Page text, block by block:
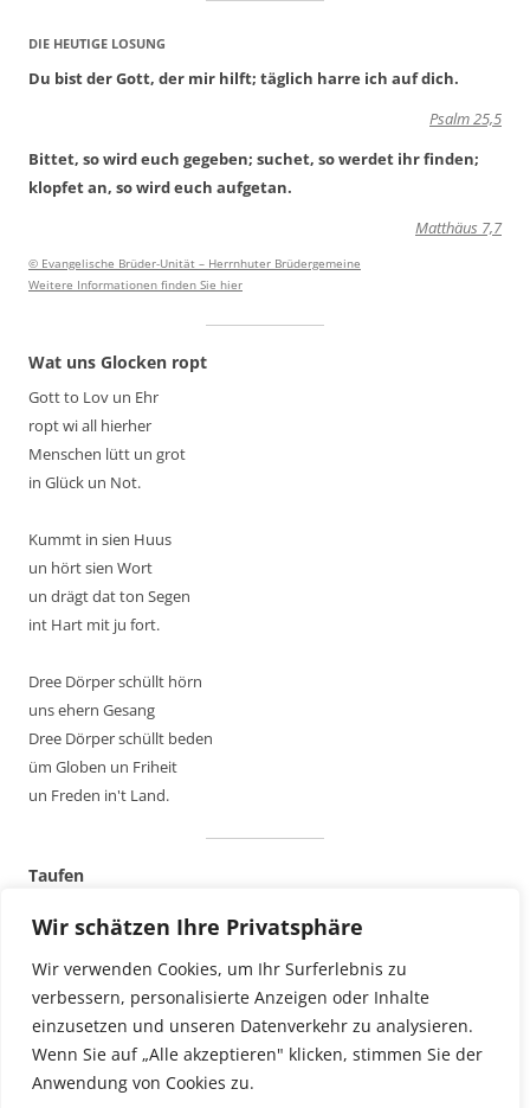
Wir schätzen Ihre Privatsphäre
Wir verwenden Cookies, um Ihr Surferlebnis zu
verbessern, personalisierte Anzeigen oder Inhalte
einzusetzen und unseren Datenverkehr zu analysieren.
Wenn Sie auf „Alle akzeptieren" klicken, stimmen Sie der
Anwendung von Cookies zu.
g
-
a
g
a
t
i
n
DIE HEUTIGE LOSUNG
Du bist der Gott, der mir hilft; täglich harre ich auf dich.
Psalm 25,5
Bittet, so wird euch gegeben; suchet, so werdet ihr finden;
klopfet an, so wird euch aufgetan.
Matthäus 7,7
© Evangelische Brüder-Unität – Herrnhuter Brüdergemeine
Weitere Informationen finden Sie hier
Wat uns Glocken ropt
Gott to Lov un Ehr
ropt wi all hierher
Menschen lütt un grot
in Glück un Not.
Kummt in sien Huus
un hört sien Wort
un drägt dat ton Segen
int Hart mit ju fort.
Dree Dörper schüllt hörn
uns ehern Gesang
Dree Dörper schüllt beden
üm Globen un Friheit
un Freden in't Land.
Taufen
über das Kirchenbüro 793375
oder bei Pastor Dr. Andresen 793365
Sonntag, 14. Juni, 11 Uhr
Sonntag, 16. August, 11 Uhr
Sonntag, 13. September, 11 Uhr